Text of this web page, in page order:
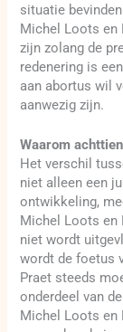
situatie
Michel Loots en
zijn zolang de
redenering is
aan abortus wil
aanwezig zijn.
Waarom
Het verschil
niet alleen een
ontwikkeling,
Michel Loots en
niet wordt
wordt de foetus
Praet steeds
onderdeel van
Michel Loots en